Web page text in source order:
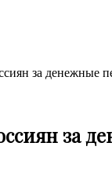
за денежные
за